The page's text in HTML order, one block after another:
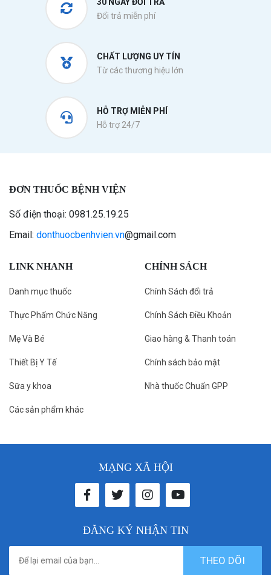
Đổi trả miễn phí
CHẤT LƯỢNG UY TÍN
Từ các thương hiệu lớn
HỖ TRỢ MIỄN PHÍ
Hỗ trợ 24/7
ĐƠN THUỐC BỆNH VIỆN
Số điện thoại: 0981.25.19.25
Email: donthuocbenhvien.vn@gmail.com
LINK NHANH
Danh mục thuốc
Thực Phẩm Chức Năng
Mẹ Và Bé
Thiết Bị Y Tế
Sữa y khoa
Các sản phẩm khác
CHÍNH SÁCH
Chính Sách đổi trả
Chính Sách Điều Khoản
Giao hàng & Thanh toán
Chính sách bảo mật
Nhà thuốc Chuẩn GPP
MẠNG XÃ HỘI
ĐĂNG KÝ NHẬN TIN
THEO DÕI